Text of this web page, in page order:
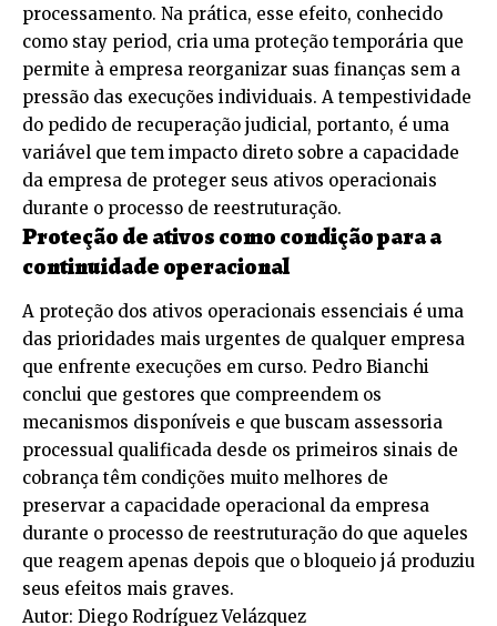
processamento. Na prática, esse efeito, conhecido
como stay period, cria uma proteção temporária que
permite à empresa reorganizar suas finanças sem a
pressão das execuções individuais. A tempestividade
do pedido de recuperação judicial, portanto, é uma
variável que tem impacto direto sobre a capacidade
da empresa de proteger seus ativos operacionais
durante o processo de reestruturação.
Proteção de ativos como condição para a
continuidade operacional
A proteção dos ativos operacionais essenciais é uma
das prioridades mais urgentes de qualquer empresa
que enfrente execuções em curso. Pedro Bianchi
conclui que gestores que compreendem os
mecanismos disponíveis e que buscam assessoria
processual qualificada desde os primeiros sinais de
cobrança têm condições muito melhores de
preservar a capacidade operacional da empresa
durante o processo de reestruturação do que aqueles
que reagem apenas depois que o bloqueio já produziu
seus efeitos mais graves.
Autor: Diego Rodríguez Velázquez